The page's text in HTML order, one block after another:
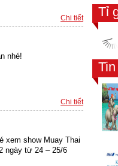
Chi tiết
nhé!
Chi tiết
xem show Muay Thai
ngày từ 24 – 25/6
Tỉ
Tin